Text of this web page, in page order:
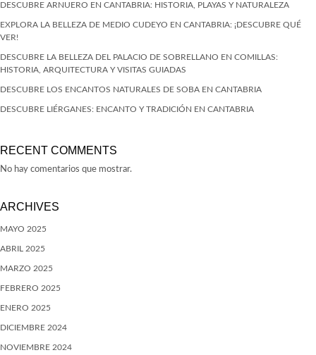
DESCUBRE ARNUERO EN CANTABRIA: HISTORIA, PLAYAS Y NATURALEZA
EXPLORA LA BELLEZA DE MEDIO CUDEYO EN CANTABRIA: ¡DESCUBRE QUÉ
VER!
DESCUBRE LA BELLEZA DEL PALACIO DE SOBRELLANO EN COMILLAS:
HISTORIA, ARQUITECTURA Y VISITAS GUIADAS
DESCUBRE LOS ENCANTOS NATURALES DE SOBA EN CANTABRIA
DESCUBRE LIÉRGANES: ENCANTO Y TRADICIÓN EN CANTABRIA
RECENT COMMENTS
No hay comentarios que mostrar.
ARCHIVES
MAYO 2025
ABRIL 2025
MARZO 2025
FEBRERO 2025
ENERO 2025
DICIEMBRE 2024
NOVIEMBRE 2024